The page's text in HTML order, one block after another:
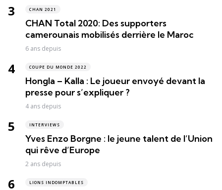
CHAN 2021
CHAN Total 2020: Des supporters
camerounais mobilisés derrière le Maroc
6 ans depuis
COUPE DU MONDE 2022
Hongla – Kalla : Le joueur envoyé devant la
presse pour s’expliquer ?
4 ans depuis
INTERVIEWS
Yves Enzo Borgne : le jeune talent de l’Union
qui rêve d’Europe
2 ans depuis
LIONS INDOMPTABLES